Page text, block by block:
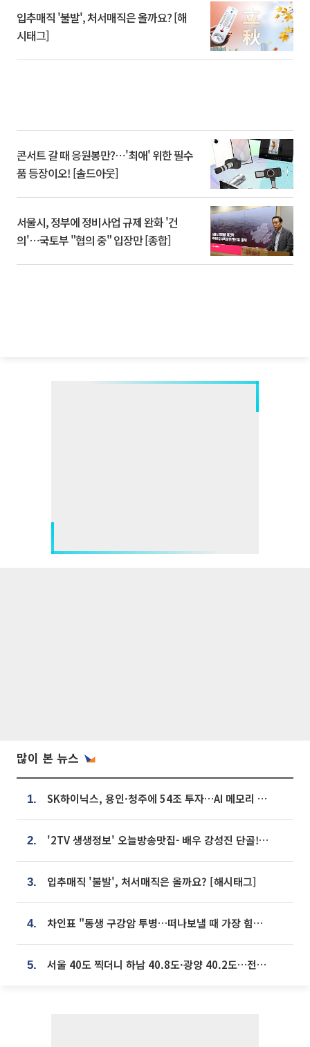
입추매직 '불발', 처서매직은 올까요? [해
시태그]
콘서트 갈 때 응원봉만?⋯'최애' 위한 필수
품 등장이오! [솔드아웃]
서울시, 정부에 정비사업 규제 완화 '건
의'⋯국토부 "협의 중" 입장만 [종합]
많이 본 뉴스
1. SK하이닉스, 용인·청주에 54조 투자…AI 메모리 생산기지 키운다
2. '2TV 생생정보' 오늘방송맛집- 배우 강성진 단골! 쌀국수ㆍ푸팟퐁 커리 맛집 '블○○○'
3. 입추매직 '불발', 처서매직은 올까요? [해시태그]
4. 차인표 "동생 구강암 투병…떠나보낼 때 가장 힘들었다”
5. 서울 40도 찍더니 하남 40.8도·광양 40.2도…전국 '펄펄'